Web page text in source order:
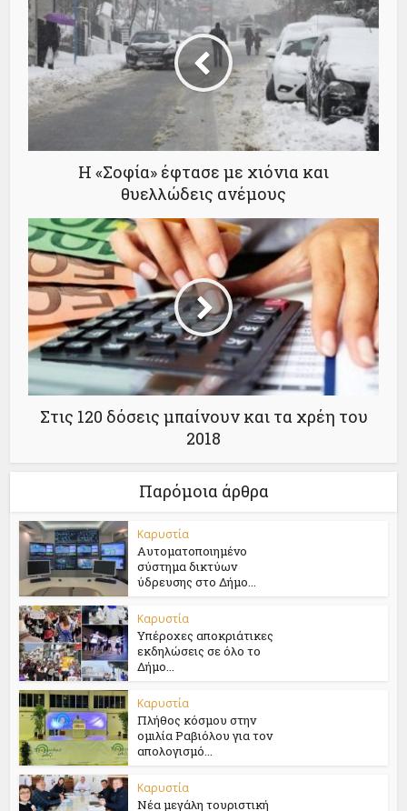
Η «Σοφία» έφτασε με χιόνια και
θυελλώδεις ανέμους
Στις 120 δόσεις μπαίνουν και τα χρέη του
2018
Παρόμοια άρθρα
Καρυστία
Αυτοματοποιημένο
σύστημα δικτύων
ύδρευσης στο Δήμο...
Καρυστία
Υπέροχες αποκριάτικες
εκδηλώσεις σε όλο το
Δήμο...
Καρυστία
Πλήθος κόσμου στην
ομιλία Ραβιόλου για τον
απολογισμό...
Καρυστία
Νέα μεγάλη τουριστική